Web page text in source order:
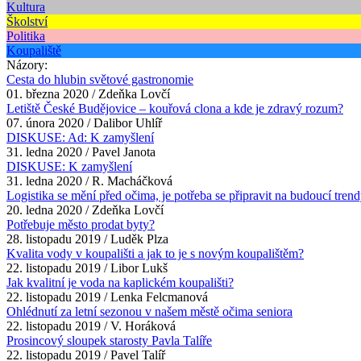
Kultura
Školství
Politika
Koupaliště
Názory:
Cesta do hlubin světové gastronomie
01. března 2020 / Zdeňka Lovčí
Letiště České Budějovice – kouřová clona a kde je zdravý rozum?
07. února 2020 / Dalibor Uhlíř
DISKUSE: Ad: K zamyšlení
31. ledna 2020 / Pavel Janota
DISKUSE: K zamyšlení
31. ledna 2020 / R. Macháčková
Logistika se mění před očima, je potřeba se připravit na budoucí
20. ledna 2020 / Zdeňka Lovčí
Potřebuje město prodat byty?
28. listopadu 2019 / Luděk Plza
Kvalita vody v koupališti a jak to je s novým koupalištěm?
22. listopadu 2019 / Libor Lukš
Jak kvalitní je voda na kaplickém koupališti?
22. listopadu 2019 / Lenka Felcmanová
Ohlédnutí za letní sezonou v našem městě očima seniora
22. listopadu 2019 / V. Horáková
Prosincový sloupek starosty Pavla Talíře
22. listopadu 2019 / Pavel Talíř